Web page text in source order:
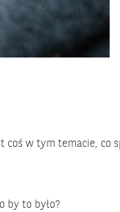
coś w tym temacie, co
by to było?